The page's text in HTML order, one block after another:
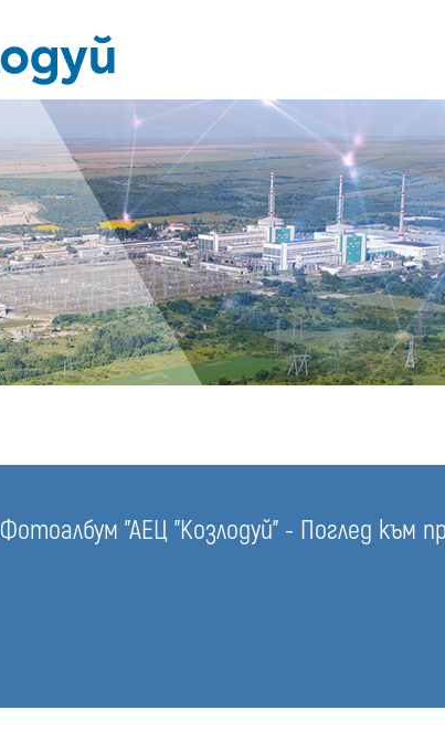
Фотоалбум "АЕЦ "Козлодуй" - Поглед към